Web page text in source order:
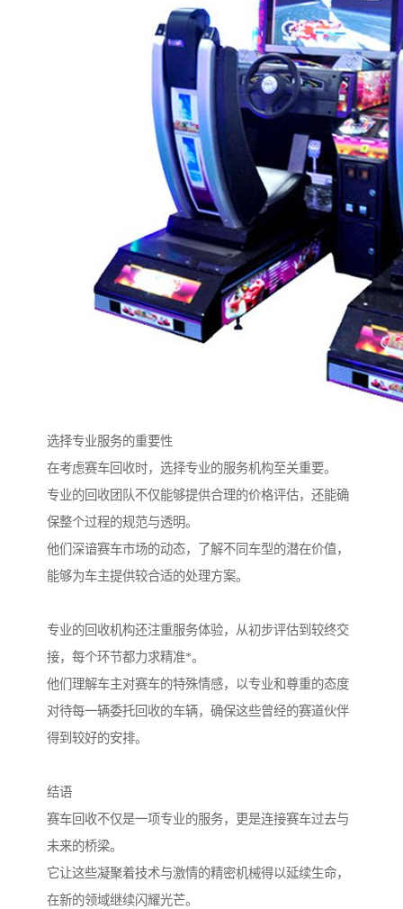
选择专业服务的重要性
在考虑赛车回收时，选择专业的服务机构至关重要。
专业的回收团队不仅能够提供合理的价格评估，还能确
保整个过程的规范与透明。
他们深谙赛车市场的动态，了解不同车型的潜在价值，
能够为车主提供较合适的处理方案。
专业的回收机构还注重服务体验，从初步评估到较终交
接，每个环节都力求精准*。
他们理解车主对赛车的特殊情感，以专业和尊重的态度
对待每一辆委托回收的车辆，确保这些曾经的赛道伙伴
得到较好的安排。
结语
赛车回收不仅是一项专业的服务，更是连接赛车过去与
未来的桥梁。
它让这些凝聚着技术与激情的精密机械得以延续生命，
在新的领域继续闪耀光芒。